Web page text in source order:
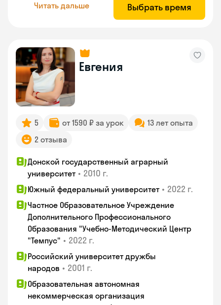
Читать дальше Выбрать время
Евгения
5 от 1590 ₽ за урок
13 лет опыта
2 отзыва
Донской государственный аграрный
университет • 2010 г.
Южный федеральный университет • 2022 г.
Частное Образовательное Учреждение
Дополнительного Профессионального
Образования "Учебно-Методический Центр
"Темпус" • 2022 г.
Российский университет дружбы
народов • 2001 г.
Образовательная автономная
некоммерческая организация